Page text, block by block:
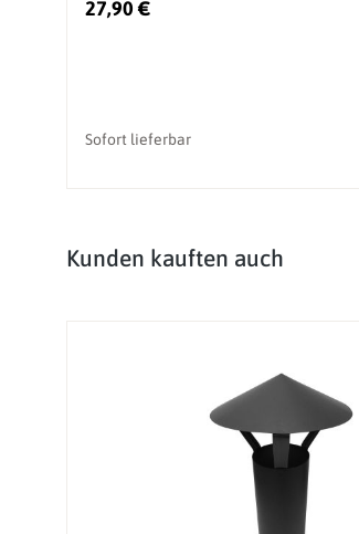
27,90 €
Sofort lieferbar
Produktgalerie überspringen
Kunden kauften auch